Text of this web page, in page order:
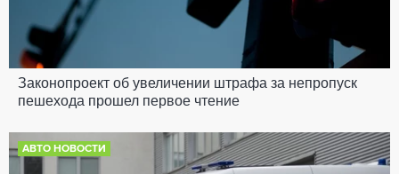
Законопроект об увеличении штрафа за непропуск
пешехода прошел первое чтение
АВТО НОВОСТИ